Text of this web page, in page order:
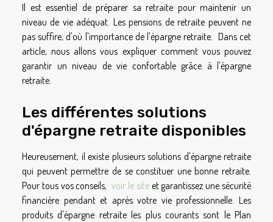
Il est essentiel de préparer sa retraite pour maintenir un
niveau de vie adéquat. Les pensions de retraite peuvent ne
pas suffire, d'où l'importance de l'épargne retraite. Dans cet
article, nous allons vous expliquer comment vous pouvez
garantir un niveau de vie confortable grâce à l'épargne
retraite.
Les différentes solutions
d'épargne retraite disponibles
Heureusement, il existe plusieurs solutions d'épargne retraite
qui peuvent permettre de se constituer une bonne retraite.
Pour tous vos conseils,voir le siteet garantissez une sécurité
financière pendant et après votre vie professionnelle. Les
produits d'épargne retraite les plus courants sont le Plan